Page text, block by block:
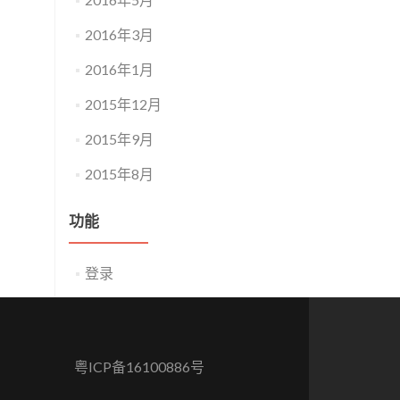
2016年3月
2016年1月
2015年12月
2015年9月
2015年8月
功能
登录
粤ICP备16100886号